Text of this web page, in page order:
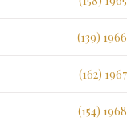
1966 (139)
1967 (162)
1968 (154)